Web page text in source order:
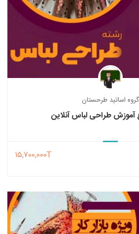
گروه اساتید طرحستان
آموزش طراحی لباس آنلاین
15,700,000T